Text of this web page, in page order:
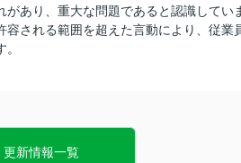
あり、重大な問題であると認識してい
される範囲を超えた言動により、従
更新情報一覧